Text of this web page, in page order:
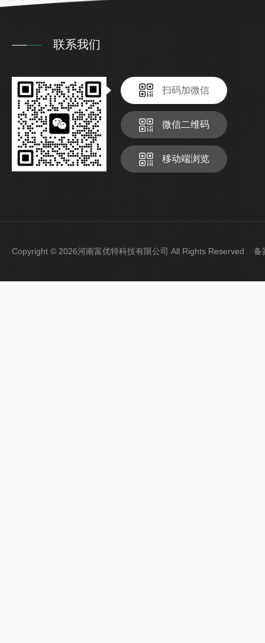
联系我们
扫码加微信
微信二维码
移动端浏览
Copyright © 2026河南富优特科技有限公司 All Rights Reserved 备